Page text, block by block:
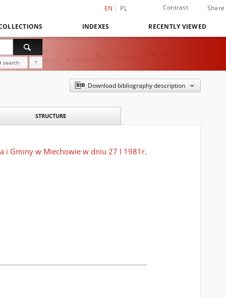
EN PL Contrast Share
INDEXES RECENTLY VIEWED
search ?
Download bibliography description
STRUCTURE
i Gminy w Miechowie w dniu 27 I 1981r.